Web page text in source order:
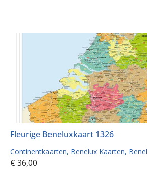
Fleurige Beneluxkaart 1326
Continentkaarten Benelux Kaarten
€ 36,00